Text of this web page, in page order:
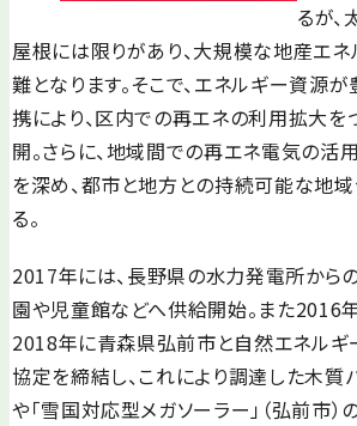
るが
屋根には限りがあり、大規模な地産エ
難となります。そこで、エネルギー資源
携により、区内での再エネの利用拡大
開。さらに、地域間での再エネ電気の
を深め、都市と地方との持続可能な地域
る。
2017年には、長野県の水力発電所から
園や児童館などへ供給開始。また2016
2018年に青森県弘前市と自然エネルギ
協定を締結し、これにより調達した木質
や「雪国対応型メガソーラー」（弘前市